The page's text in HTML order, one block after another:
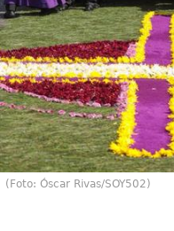
(Foto: Óscar Rivas/SOY502)